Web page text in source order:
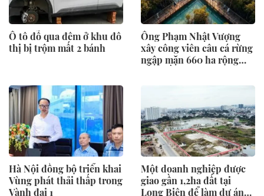
Ô tô đỗ qua đêm ở khu đô
thị bị trộm mất 2 bánh
Ông Phạm Nhật Vượng
xây công viên câu cá rừng
ngập mặn 660 ha rộng
Hà Nội đồng bộ triển khai
Vùng phát thải thấp trong
Vành đai 1
Một doanh nghiệp được
giao gần 1,2ha đất tại
Long Biên để làm dự án